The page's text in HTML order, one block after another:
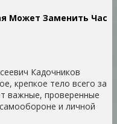
Может Заменить Час
Кадочников
крепкое тело всего за
важные, проверенные
и личной